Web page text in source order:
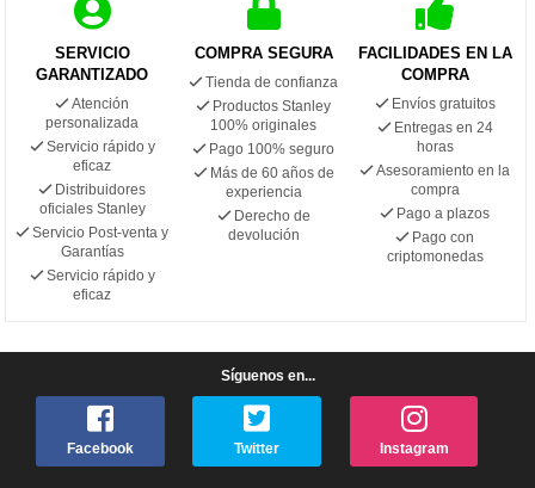
SERVICIO
GARANTIZADO
Atención
personalizada
Servicio rápido y
eficaz
Distribuidores
oficiales Stanley
Servicio Post-venta y
Garantías
Servicio rápido y
eficaz
COMPRA SEGURA
Tienda de confianza
Productos Stanley
100% originales
Pago 100% seguro
Más de 60 años de
experiencia
Derecho de
devolución
FACILIDADES EN LA
COMPRA
Envíos gratuitos
Entregas en 24
horas
Asesoramiento en la
compra
Pago a plazos
Pago con
criptomonedas
Síguenos en...
Facebook Twitter Instagram